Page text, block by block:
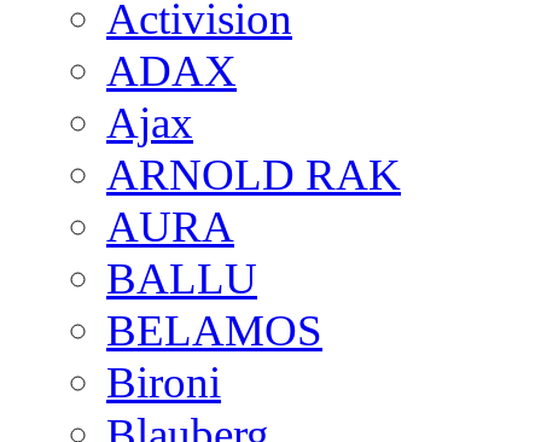
Activision
ADAX
Ajax
ARNOLD RAK
AURA
BALLU
BELAMOS
Bironi